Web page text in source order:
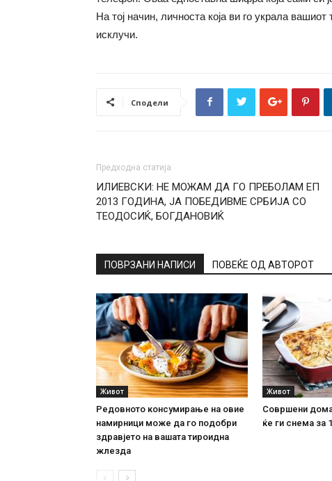
На тој начин, личноста која ви го украла
исклучи.
Сподели
Предходна статија
ИЛИЕВСКИ: НЕ МОЖАМ ДА ГО ПРЕБОЛАМ ЕП
2013 ГОДИНА, ЈА ПОБЕДИВМЕ СРБИЈА СО
ТЕОДОСИЌ, БОГДАНОВИЌ
ПОВРЗАНИ НАПИСИ ПОВЕЌЕ ОД АВТОРОТ
Живот
Редовното консумирање на овие
намирници може да го подобри
здравјето на вашата тироидна
жлезда
Живот
Совршени
ќе ги снема за